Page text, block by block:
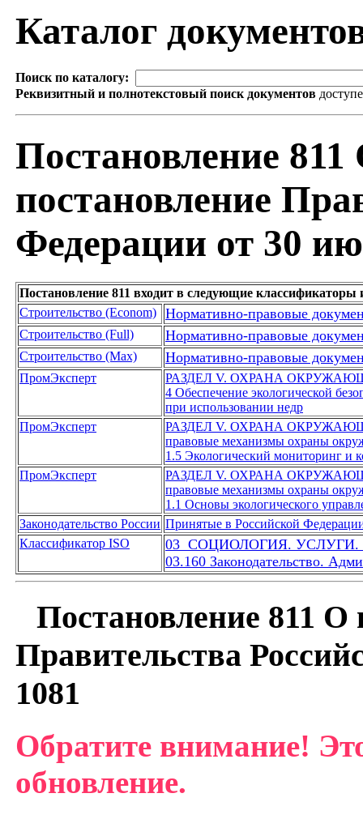
Каталог
Поиск по каталогу:
Реквизитный и полнотекстовый поиск документов
Постановление
постановление
Федерации от 30
Постановление 811 входит в следующие классификаторы
Строительство (Econom)
Нормативно-правовые
Строительство (Full) Нормативно-правовые
Строительство (Max) Нормативно-правовые
ПромЭксперт
РАЗДЕЛ V. ОХРАНА
4 Обеспечение экологической
при использовании недр
ПромЭксперт
РАЗДЕЛ V. ОХРАНА
правовые механизмы охраны
1.5 Экологический мониторинг и
ПромЭксперт
РАЗДЕЛ V. ОХРАНА
правовые механизмы охраны
1.1 Основы экологического
Законодательство России Принятые в Российской
Классификатор ISO
03 СОЦИОЛОГИЯ.
03.160 Законодательство.
Постановление 811 О
Правительства
1081
Обратите внимание!
обновление.